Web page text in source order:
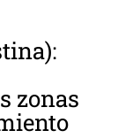
zonas